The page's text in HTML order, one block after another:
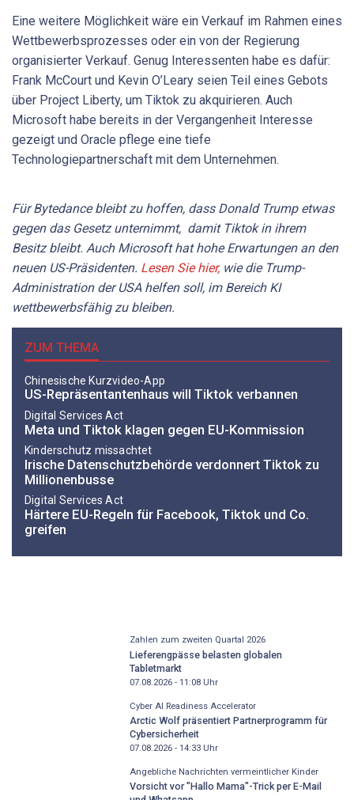
Eine weitere Möglichkeit wäre ein Verkauf im Rahmen eines
Wettbewerbsprozesses oder ein von der Regierung
organisierter Verkauf. Genug Interessenten habe es dafür:
Frank McCourt und Kevin O’Leary seien Teil eines Gebots
über Project Liberty, um Tiktok zu akquirieren. Auch
Microsoft habe bereits in der Vergangenheit Interesse
gezeigt und Oracle pflege eine tiefe
Technologiepartnerschaft mit dem Unternehmen.
Für Bytedance bleibt zu hoffen, dass Donald Trump etwas
gegen das Gesetz unternimmt, damit Tiktok in ihrem
Besitz bleibt. Auch Microsoft hat hohe Erwartungen an den
neuen US-Präsidenten. Lesen Sie hier,wie die Trump-
Administration der USA helfen soll, im Bereich KI
wettbewerbsfähig zu bleiben.
ZUM THEMA
Chinesische Kurzvideo-App
US-Repräsentantenhaus will Tiktok verbannen
Digital Services Act
Meta und Tiktok klagen gegen EU-Kommission
Kinderschutz missachtet
Irische Datenschutzbehörde verdonnert Tiktok zu
Millionenbusse
Digital Services Act
Härtere EU-Regeln für Facebook, Tiktok und Co.
greifen
Zahlen zum zweiten Quartal 2026
Lieferengpässe belasten globalen
Tabletmarkt
07.08.2026 - 11:08Uhr
Cyber AI Readiness Accelerator
Arctic Wolf präsentiert Partnerprogramm für
Cybersicherheit
07.08.2026 - 14:33Uhr
Angebliche Nachrichten vermeintlicher Kinder
Vorsicht vor "Hallo Mama"-Trick per E-Mail